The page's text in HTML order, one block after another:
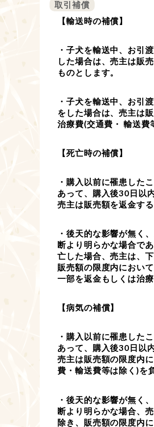
取引補償
【輸送時の補償】
・子犬を輸送中、お引
した場合は、売主は販
ものとします。
・子犬を輸送中、お引
をした場合は、売主は
治療費(交通費・ 輸送費
【死亡時の補償】
・購入以前に罹患した
あって、購入後30日以
売主は販売額を返金する
・後天的な影響が無く
断より明らかな場合で
亡した場合、売主は、
販売額の限度内におい
一部を返金もしくは治
【病気の補償】
・購入以前に罹患した
あって、購入後30日以
売主は販売額の限度内
費・輸送費等は除く)を
・後天的な影響が無く
断より明らかな場合、
除き、販売額の限度内